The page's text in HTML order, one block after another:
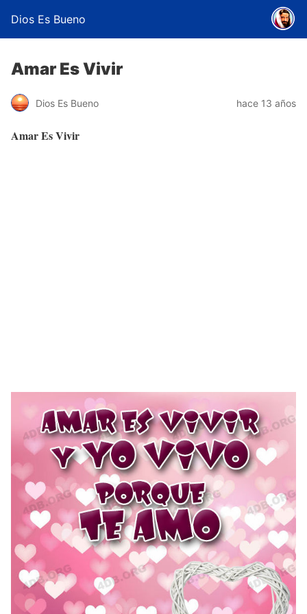
Dios Es Bueno
Amar Es Vivir
Dios Es Bueno hace 13 años
Amar Es Vivir